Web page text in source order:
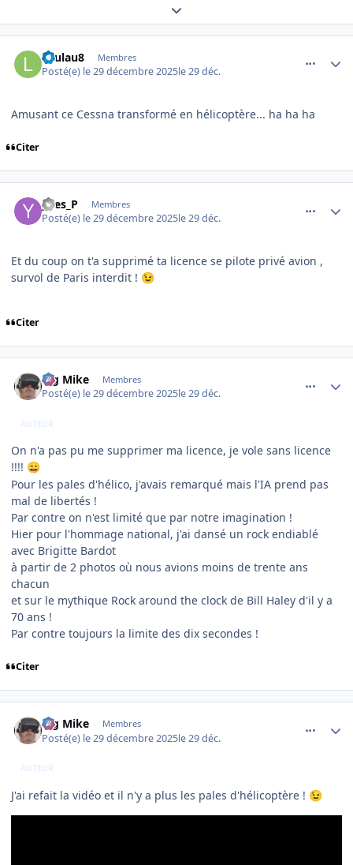
Expand topic overview
Laulau8 Membres
Posté(e) le 29 décembre 2025le 29 déc.
Amusant ce Cessna transformé en hélicoptère... ha ha ha
Citer
yves_P Membres
Posté(e) le 29 décembre 2025le 29 déc.
Et du coup on t'a supprimé ta licence se pilote privé avion ,
survol de Paris interdit ! 😉
Citer
Big Mike Membres
Posté(e) le 29 décembre 2025le 29 déc.
AUTEUR
On n'a pas pu me supprimer ma licence, je vole sans licence
!!!! 😄
Pour les pales d'hélico, j'avais remarqué mais l'IA prend pas
mal de libertés !
Par contre on n'est limité que par notre imagination !
Hier pour l'hommage national, j'ai dansé un rock endiablé
avec Brigitte Bardot
à partir de 2 photos où nous avions moins de trente ans
chacun
et sur le mythique Rock around the clock de Bill Haley d'il y a
70 ans !
Par contre toujours la limite des dix secondes !
Citer
Big Mike Membres
Posté(e) le 29 décembre 2025le 29 déc.
AUTEUR
J'ai refait la vidéo et il n'y a plus les pales d'hélicoptère ! 😉